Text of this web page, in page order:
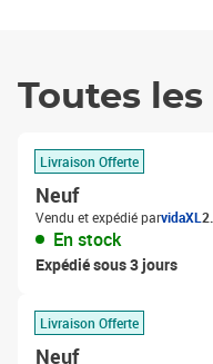
Toutes
Livraison Offerte
Neuf
Vendu et expédié parvidaXL
En stock
Expédié sous 3 jours
Livraison Offerte
Neuf